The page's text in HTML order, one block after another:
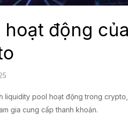
hoạt động
liquidity pool hoạt động trong
gia cung cấp thanh khoản.